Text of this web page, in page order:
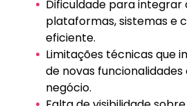
Dificuldade para integrar
plataformas, sistemas e
eficiente.
Limitações técnicas que
de novas funcionalidades
negócio.